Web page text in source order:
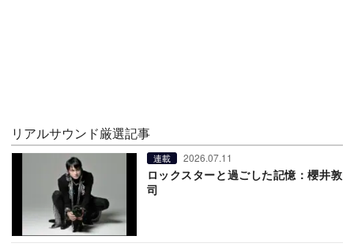
リアルサウンド厳選記事
連載 2026.07.11
ロックスターと過ごした記憶：櫻井敦
司